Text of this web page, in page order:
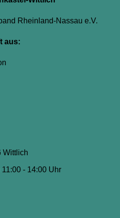
Rheinland-Nassau e.V.
aus:
Wittlich
- 14:00 Uhr